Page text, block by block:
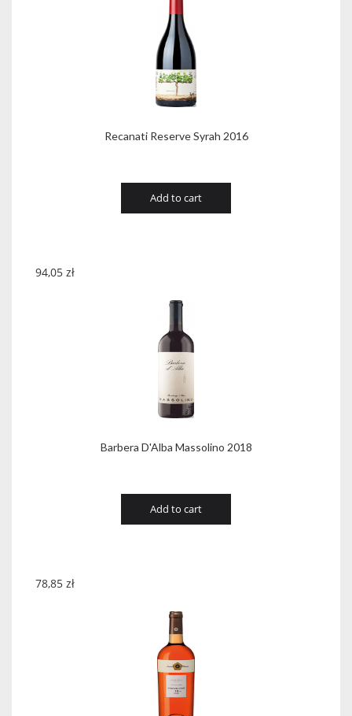
Recanati Reserve Syrah 2016
Add to cart
Barbera D'Alba Massolino 2018
94,05 zł
Add to cart
78,85 zł